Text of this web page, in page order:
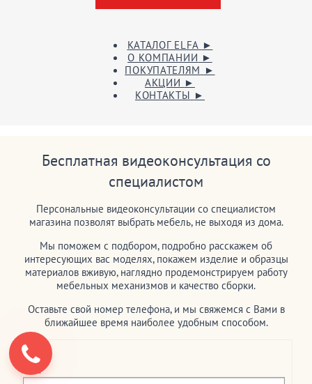
КАТАЛОГ ELFA ►
О КОМПАНИИ ►
ПОКУПАТЕЛЯМ ►
АКЦИИ ►
КОНТАКТЫ ►
Бесплатная видеоконсультация со
специалистом
Персональные видеоконсультации со специалистом
магазина позволят выбрать мебель, не выходя из дома.
Мы поможем с подбором, подробно расскажем об
интересующих вас моделях, покажем изделие и образцы
материалов вживую, наглядно продемонстрируем работу
мебельных механизмов и качество сборки.
Оставьте свой номер телефона, и мы свяжемся с Вами в
ближайшее время наиболее удобным способом.
Имя